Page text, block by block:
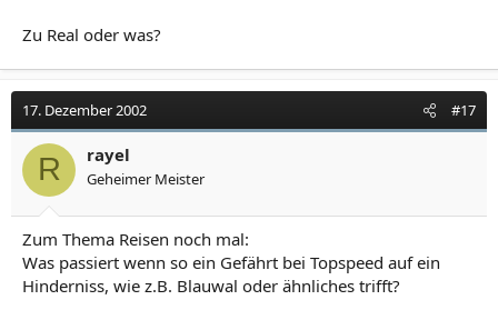
Zu Real oder was?
17. Dezember 2002 #17
R rayel
Geheimer Meister
Zum Thema Reisen noch mal:
Was passiert wenn so ein Gefährt bei Topspeed auf ein
Hinderniss, wie z.B. Blauwal oder ähnliches trifft?